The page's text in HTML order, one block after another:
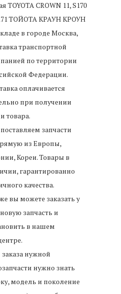
TOYOTA CROWN 11, S170
ТОЙОТА КРАУН КРОУН
в городе Москва,
транспортной
по территории
Федерации.
оплачивается
при получении
товара.
запчасти
из Европы,
Кореи. Товары в
гарантированно
качества.
вы можете заказать у
запчасть и
в нашем
нужной
нужно знать
модель и поколение